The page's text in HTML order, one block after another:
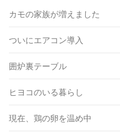
カモの家族が増えました
ついにエアコン導入
囲炉裏テーブル
ヒヨコのいる暮らし
現在、鶏の卵を温め中